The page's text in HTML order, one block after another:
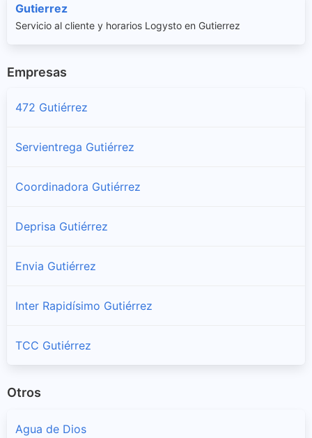
Gutierrez
Servicio al cliente y horarios Logysto en Gutierrez
Empresas
472 Gutiérrez
Servientrega Gutiérrez
Coordinadora Gutiérrez
Deprisa Gutiérrez
Envia Gutiérrez
Inter Rapidísimo Gutiérrez
TCC Gutiérrez
Otros
Agua de Dios